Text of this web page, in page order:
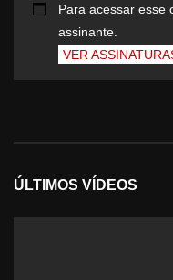
Para acessar esse
assinante.
VER
ÚLTIMOS VÍDEOS